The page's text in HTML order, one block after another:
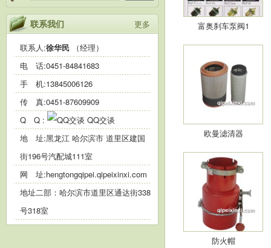
更多
联系我们
联系人:徐华民 （经理）
电 话:0451-84841683
手 机:13845006126
传 真:0451-87609909
Q Q :
QQ交谈
地 址:黑龙江 哈尔滨市 道里区建国
街196号汽配城111室
网 址:hengtongqipei.qipeixinxi.com
地址二部：哈尔滨市道里区通达街338
号318室
富奥刹车泵阀1
欧曼滤清器
防火帽